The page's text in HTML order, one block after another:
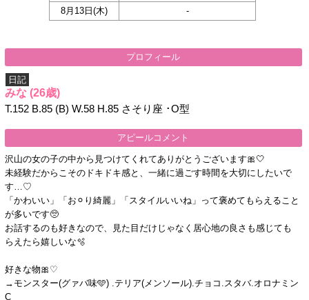
8月13日(木) -
プロフィール
日記
みな (26歳)
T.152 B.85 (B) W.58 H.85 さそり座 ･O型
アピールコメント
沢山の女の子の中から見つけてくれてありがとうございます🎀🤍
未経験だからこそのドキドキ感と、一緒に過ごす時間を大切にしたいで
す…♡
「かわいい」「お⚪︎り綺麗」「スタイルいいね」って褒めてもらえること
が多いです🥺
お話するのも好きなので、見た目だけじゃなく居心地の良さも感じても
らえたら嬉しいな🫧
好きな物🎀♡
→モンスター(グァバ味🩵) .テリア(メンソール).チョコ.スタバ.オロナミン
C